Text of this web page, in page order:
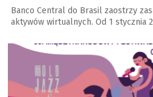
Banco Central do Brasil zaostrzy
aktywów wirtualnych. Od 1 stycznia
a